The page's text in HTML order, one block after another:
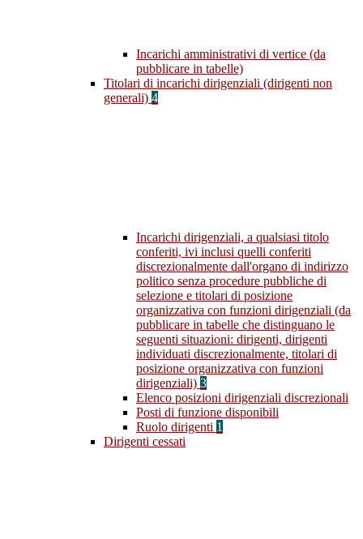
Incarichi amministrativi di vertice (da
pubblicare in tabelle)
Titolari di incarichi dirigenziali (dirigenti non
generali) 4
Incarichi dirigenziali, a qualsiasi titolo
conferiti, ivi inclusi quelli conferiti
discrezionalmente dall'organo di indirizzo
politico senza procedure pubbliche di
selezione e titolari di posizione
organizzativa con funzioni dirigenziali (da
pubblicare in tabelle che distinguano le
seguenti situazioni: dirigenti, dirigenti
individuati discrezionalmente, titolari di
posizione organizzativa con funzioni
dirigenziali) 3
Elenco posizioni dirigenziali discrezionali
Posti di funzione disponibili
Ruolo dirigenti 1
Dirigenti cessati